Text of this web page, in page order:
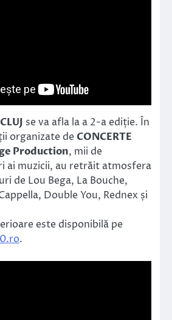
se va afla la a 2-a ediție. În
organizate de CONCERTE
Production, mii de
ai muzicii, au retrăit atmosfera
de Lou Bega, La Bouche,
Double You, Rednex și
este disponibilă pe
.